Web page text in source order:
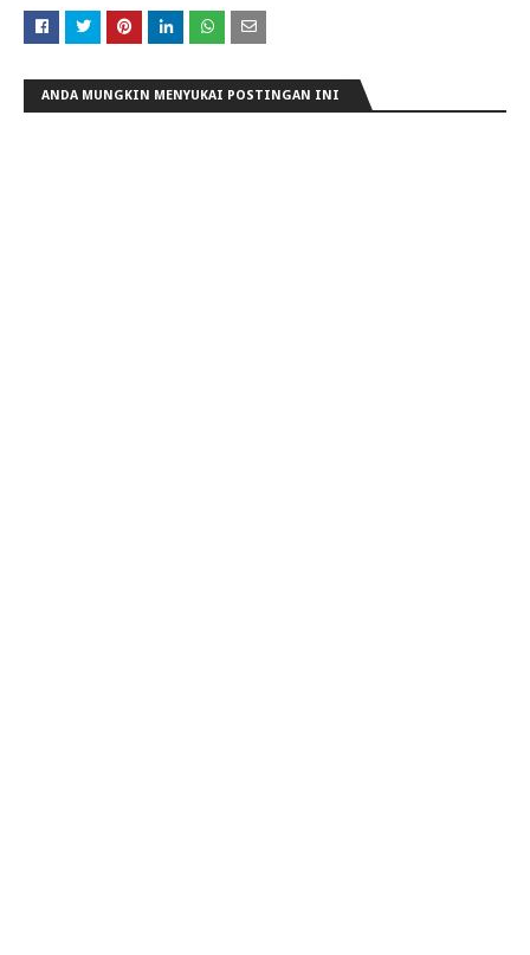
ANDA MUNGKIN MENYUKAI POSTINGAN INI